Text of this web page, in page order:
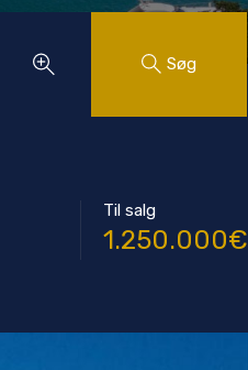
Søg
Til salg
1.250.000€